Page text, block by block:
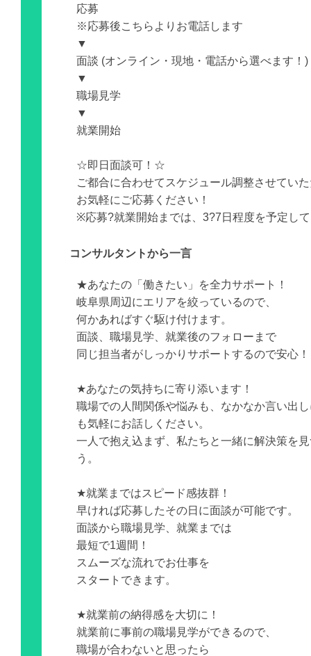
応募
※応募後こちらよりお電話します
▼
面談 (オンライン・現地・電話から選べます！)
▼
職場見学
▼
就業開始
☆即日面談可！☆
ご都合に合わせてスケジュール調整させてい
お気軽にご応募ください！
※応募?就業開始までは、3?7日程度を予定し
コンサルタントから一言
★あなたの「働きたい」を全力サポート！
岐阜県周辺にエリアを絞っているので、
何かあればすぐ駆け付けます。
面談、職場見学、就業後のフォローまで
同じ担当者がしっかりサポートするので安心！
★あなたの気持ちに寄り添います！
職場での人間関係や悩みも、なかなか言い出
も気軽にお話しください。
一人で抱え込まず、私たちと一緒に解決策を
う。
★就業まではスピード感抜群！
早ければ応募したその日に面談が可能です。
面談から職場見学、就業までは
最短で1週間！
スムーズな流れでお仕事を
スタートできます。
★就業前の納得感を大切に！
就業前に事前の職場見学ができるので、
職場が合わないと思ったら